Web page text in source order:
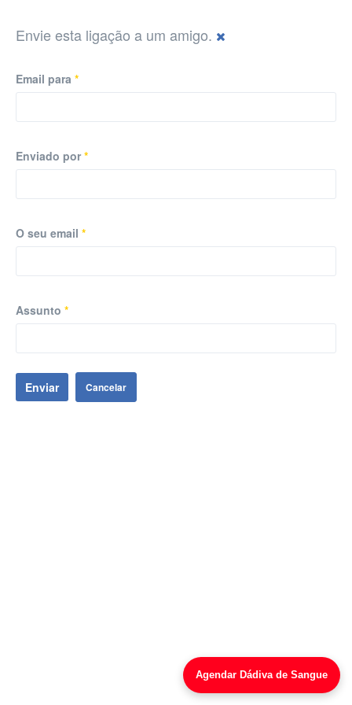
Agendar Dádiva de Sangue
Envie esta ligação a um amigo.
Email para *
Enviado por *
O seu email *
Assunto *
Enviar Cancelar